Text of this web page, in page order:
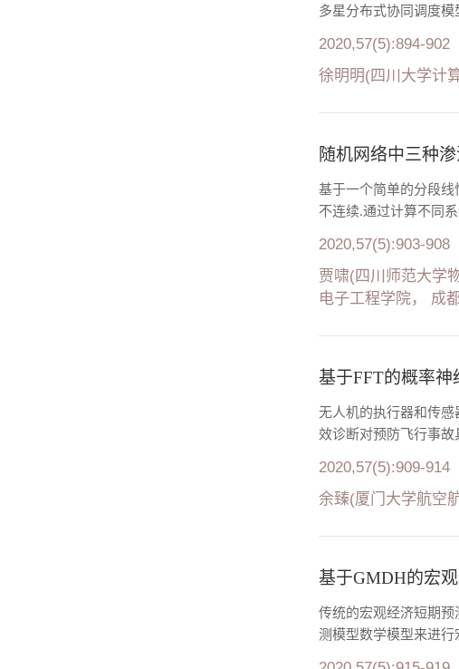
多星分布式协同调度
2020,57(5):894-902
徐明明(四川大学计
随机网络中三种
基于一个简单的分段
不连续.通过计算不同
2020,57(5):903-908
贾啸(四川师范大学
电子工程学院， 成
基于FFT的概率神
无人机的执行器和传
效诊断对预防飞行事
2020,57(5):909-914
余臻(厦门大学航空
基于GMDH的宏
传统的宏观经济短期
测模型数学模型来进